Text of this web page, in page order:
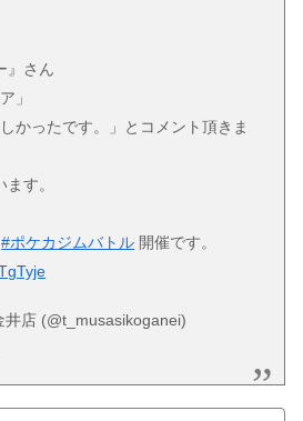
』さん
」
かったです。」とコメント頂きま
す。
#ポケカジムバトル 開催です。
店 (@t_musasikoganei)